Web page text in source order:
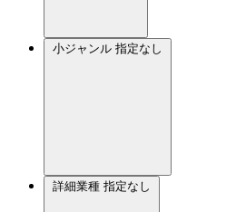
小ジャンル 指定なし
詳細業種 指定なし